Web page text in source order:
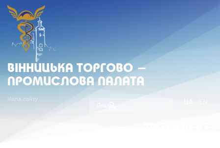
ВIННИЦЬКА ТОРГОВО -
ПРОМИСЛОВА ПАЛАТА
Мапа сайту